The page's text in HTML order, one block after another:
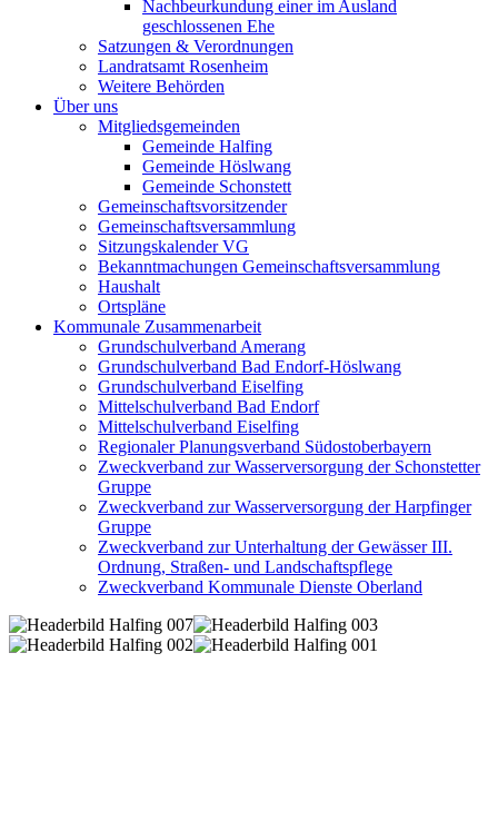
Nachbeurkundung einer im Ausland
geschlossenen Ehe
Satzungen & Verordnungen
Landratsamt Rosenheim
Weitere Behörden
Über uns
Mitgliedsgemeinden
Gemeinde Halfing
Gemeinde Höslwang
Gemeinde Schonstett
Gemeinschaftsvorsitzender
Gemeinschaftsversammlung
Sitzungskalender VG
Bekanntmachungen Gemeinschaftsversammlung
Haushalt
Ortspläne
Kommunale Zusammenarbeit
Grundschulverband Amerang
Grundschulverband Bad Endorf-Höslwang
Grundschulverband Eiselfing
Mittelschulverband Bad Endorf
Mittelschulverband Eiselfing
Regionaler Planungsverband Südostoberbayern
Zweckverband zur Wasserversorgung der Schonstetter
Gruppe
Zweckverband zur Wasserversorgung der Harpfinger
Gruppe
Zweckverband zur Unterhaltung der Gewässer III.
Ordnung, Straßen- und Landschaftspflege
Zweckverband Kommunale Dienste Oberland